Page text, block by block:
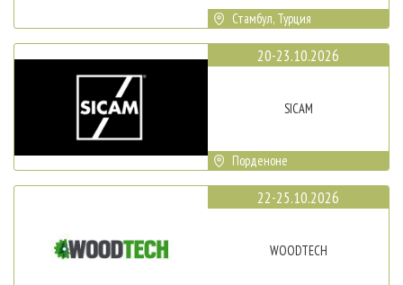
Стамбул, Турция
20-23.10.2026
SICAM
Порденоне
22-25.10.2026
WOODTECH